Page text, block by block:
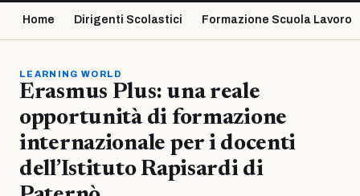
Home Dirigenti Scolastici Formazione Scuola Lavoro
LEARNING WORLD
Erasmus Plus: una reale
opportunità di formazione
internazionale per i docenti
dell’Istituto Rapisardi di